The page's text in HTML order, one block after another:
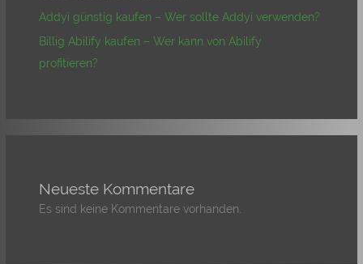
Addyi günstig kaufen – Wer sollte Addyi verwenden?
Billig Abilify kaufen – Wer kann von Abilify
profitieren?
Neueste Kommentare
Es sind keine Kommentare vorhanden.